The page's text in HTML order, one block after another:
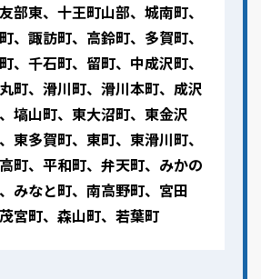
部東、十王町山部、城南町、
、諏訪町、高鈴町、多賀町、
、千石町、留町、中成沢町、
町、滑川町、滑川本町、成沢
塙山町、東大沼町、東金沢
東多賀町、東町、東滑川町、
町、平和町、弁天町、みかの
みなと町、南高野町、宮田
宮町、森山町、若葉町